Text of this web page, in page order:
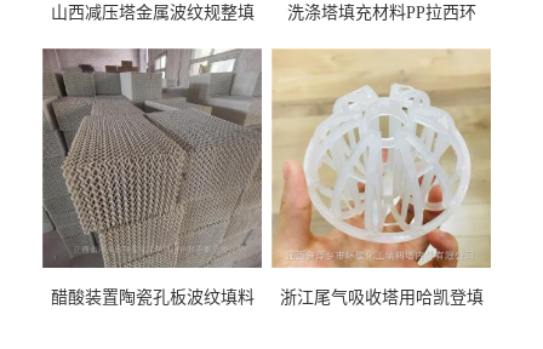
山西减压塔金属波纹规整填
料
洗涤塔填充材料PP拉西环
醋酸装置陶瓷孔板波纹填料
浙江尾气吸收塔用哈凯登填